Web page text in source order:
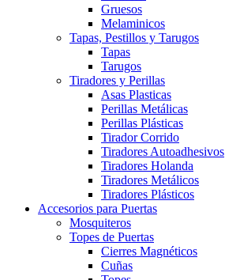
Gruesos
Melaminicos
Tapas, Pestillos y Tarugos
Tapas
Tarugos
Tiradores y Perillas
Asas Plasticas
Perillas Metálicas
Perillas Plásticas
Tirador Corrido
Tiradores Autoadhesivos
Tiradores Holanda
Tiradores Metálicos
Tiradores Plásticos
Accesorios para Puertas
Mosquiteros
Topes de Puertas
Cierres Magnéticos
Cuñas